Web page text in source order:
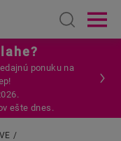
Open
ponuku na
ešte dnes.